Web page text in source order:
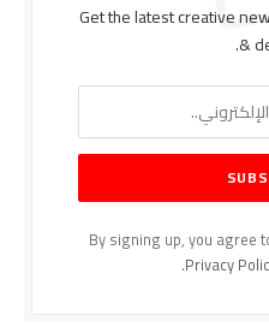
Get the latest creative
&
Privacy